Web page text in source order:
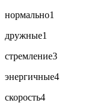
нормально1
дружные1
стремление3
энергичные4
скорость4